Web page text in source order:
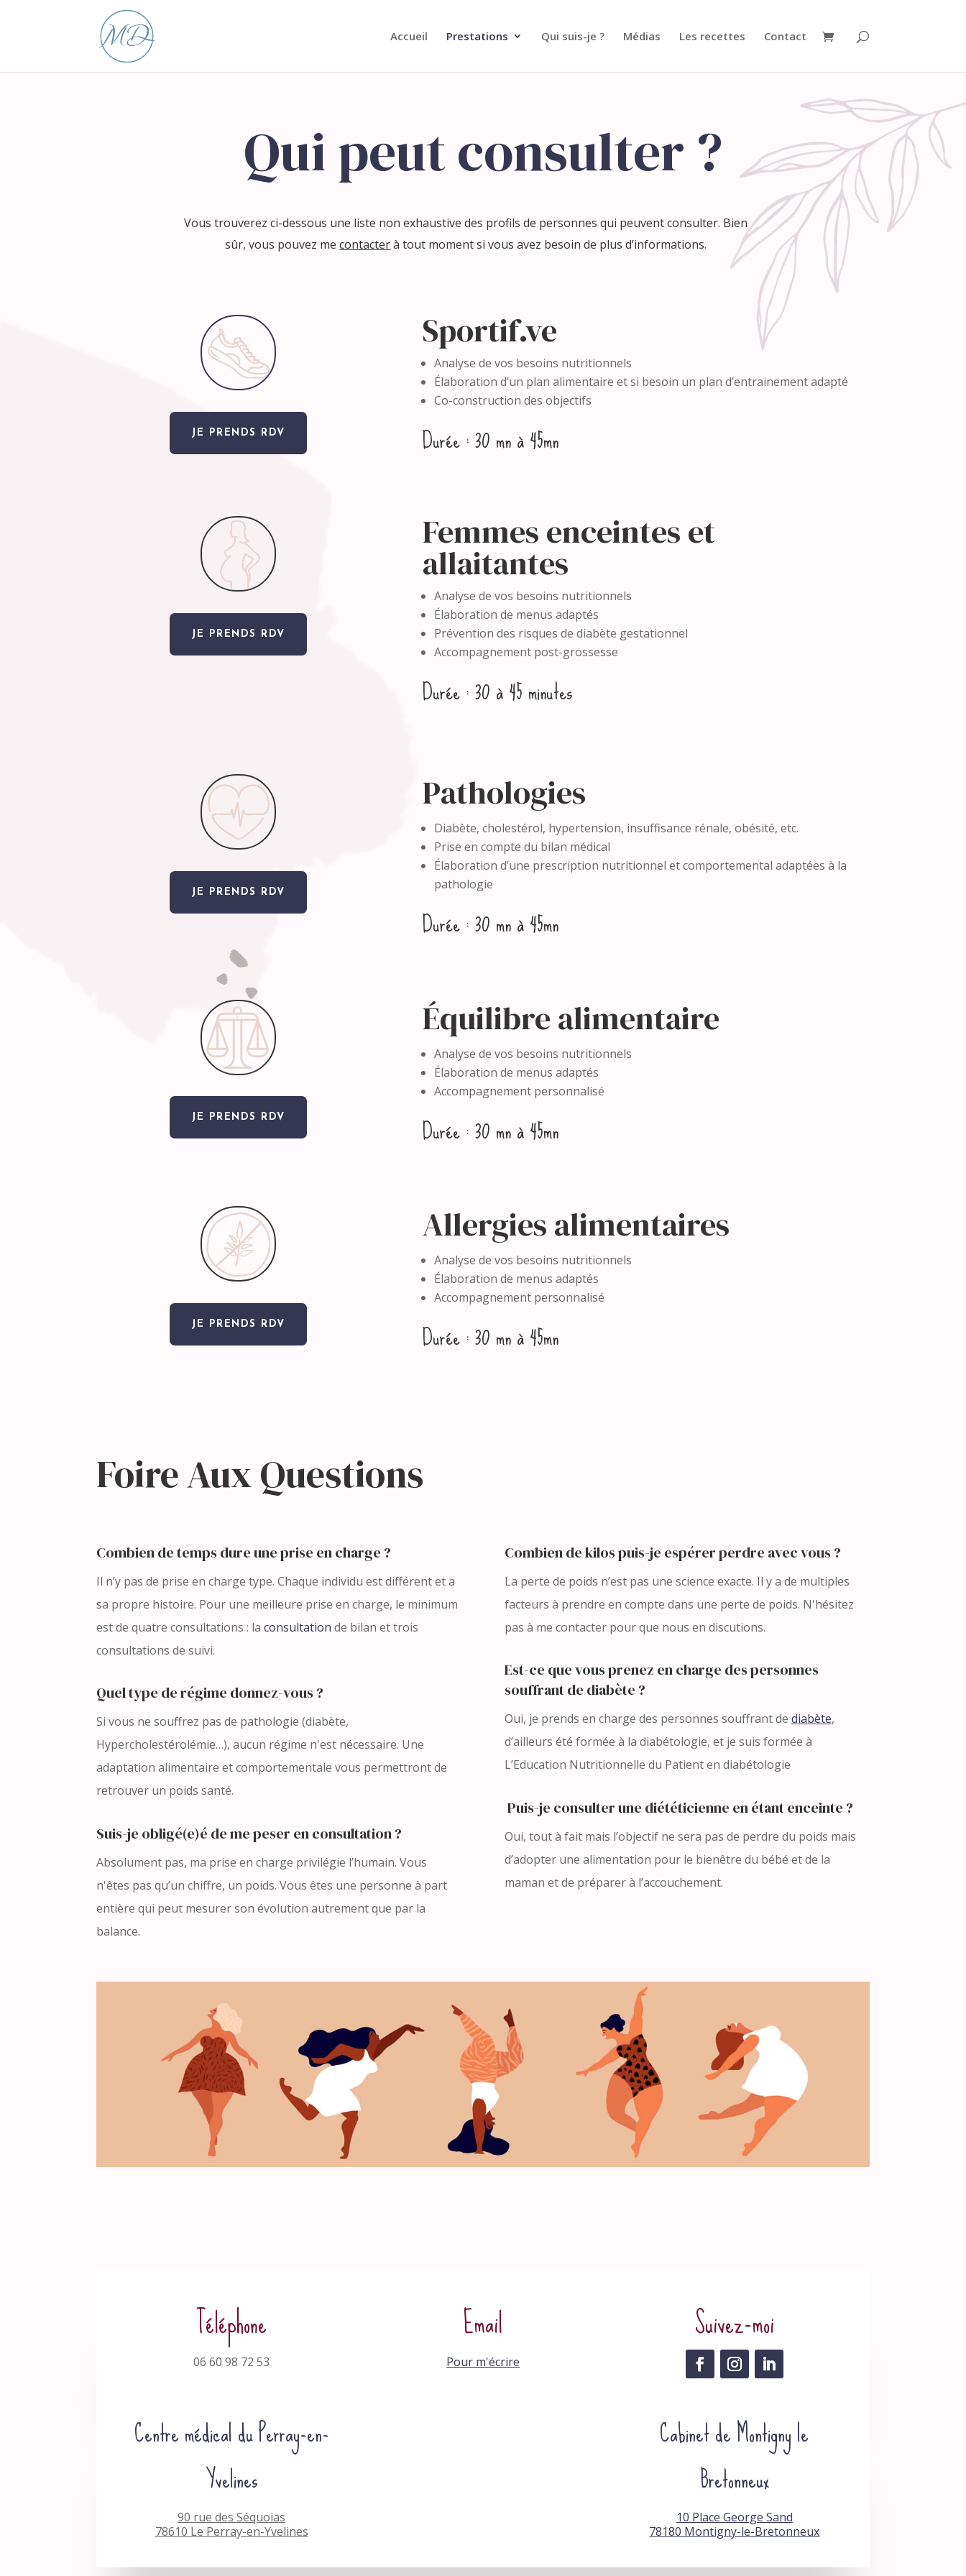
Accueil Prestations Qui suis-je ? Médias Les recettes Contact
Qui peut consulter ?
Vous trouverez ci-dessous une liste non exhaustive des profils de personnes qui peuvent consulter. Bien
sûr, vous pouvez mecontacterà tout moment si vous avez besoin de plus d’informations.
JE PRENDS RDV
Sportif.ve
Analyse de vos besoins nutritionnels
Élaboration d’un plan alimentaire et si besoin un plan d’entrainement adapté
Co-construction des objectifs
Durée : 30 mn à 45mn
JE PRENDS RDV
Femmes enceintes et
allaitantes
Analyse de vos besoins nutritionnels
Élaboration de menus adaptés
Prévention des risques de diabète gestationnel
Accompagnement post-grossesse
Durée : 30 à 45 minutes
JE PRENDS RDV
Pathologies
Diabète, cholestérol, hypertension, insuffisance rénale, obésité, etc.
Prise en compte du bilan médical
Élaboration d’une prescription nutritionnel et comportemental adaptées à la
pathologie
Durée : 30 mn à 45mn
JE PRENDS RDV
Équilibre alimentaire
Analyse de vos besoins nutritionnels
Élaboration de menus adaptés
Accompagnement personnalisé
Durée : 30 mn à 45mn
JE PRENDS RDV
Allergies alimentaires
Analyse de vos besoins nutritionnels
Élaboration de menus adaptés
Accompagnement personnalisé
Durée : 30 mn à 45mn
Foire Aux Questions
Combien de temps dure une prise en charge ?
Il n’y pas de prise en charge type. Chaque individu est différent et a
sa propre histoire. Pour une meilleure prise en charge, le minimum
est de quatre consultations : laconsultation de bilan et trois
consultations de suivi.
Quel type de régime donnez-vous ?
Si vous ne souffrez pas de pathologie (diabète,
Hypercholestérolémie…), aucun régime n'est nécessaire. Une
adaptation alimentaire et comportementale vous permettront de
retrouver un poids santé.
Suis-je obligé(e)é de me peser en consultation ?
Absolument pas, ma prise en charge privilégie l’humain. Vous
n'êtes pas qu’un chiffre, un poids. Vous êtes une personne à part
entière qui peut mesurer son évolution autrement que par la
balance.
Combien de kilos puis-je espérer perdre avec vous ?
La perte de poids n’est pas une science exacte. Il y a de multiples
facteurs à prendre en compte dans une perte de poids. N'hésitez
pas à me contacter pour que nous en discutions.
Est-ce que vous prenez en charge des personnes
souffrant de diabète ?
Oui, je prends en charge des personnes souffrant de diabète,
d’ailleurs été formée à la diabétologie, et je suis formée à
L’Education Nutritionnelle du Patient en diabétologie
Puis-je consulter une diététicienne en étant enceinte ?
Oui, tout à fait mais l’objectif ne sera pas de perdre du poids mais
d’adopter une alimentation pour le bienêtre du bébé et de la
maman et de préparer à l’accouchement.
Téléphone
06 60 98 72 53
Email
Pour m'écrire
Suivez-moi
Centre médical du Perray-en-
Yvelines
90 rue des Séquoias
78610 Le Perray-en-Yvelines
Cabinet de Montigny le
Bretonneux
10 Place George Sand
78180 Montigny-le-Bretonneux